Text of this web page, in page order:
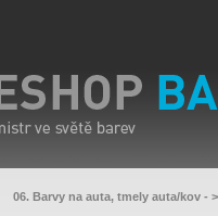
06. Barvy na auta, tmely auta/kov -